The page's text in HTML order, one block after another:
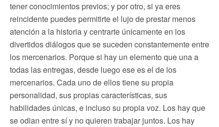
tener conocimientos previos; y por otro, si ya eres
reincidente puedes permitirte el lujo de prestar menos
atención a la historia y centrarte únicamente en los
divertidos diálogos que se suceden constantemente entre
los mercenarios. Porque si hay un elemento que una a
todas las entregas, desde luego ese es el de los
mercenarios. Cada uno de ellos tiene su propia
personalidad, sus propias características, sus
habilidades únicas, e incluso su propia voz. Los hay que
se odian entre sí y no quieren trabajar juntos. Los hay